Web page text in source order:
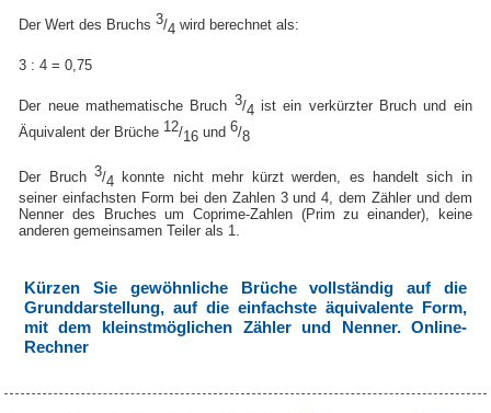
Der Wert des Bruchs3/4 wird berechnet als:
3 : 4 = 0,75
Der neue mathematische Bruch 3/4 ist ein verkürzter Bruch und ein
Äquivalent der Brüche 12/16 und6/8
Der Bruch3/4 konnte nicht mehr kürzt werden, es handelt sich in
seiner einfachsten Form bei den Zahlen 3 und 4, dem Zähler und dem
Nenner des Bruches um Coprime-Zahlen (Prim zu einander), keine
anderen gemeinsamen Teiler als 1.
Kürzen Sie gewöhnliche Brüche vollständig auf die
Grunddarstellung, auf die einfachste äquivalente Form,
mit dem kleinstmöglichen Zähler und Nenner. Online-
Rechner